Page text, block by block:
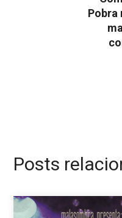
Pobra
Posts